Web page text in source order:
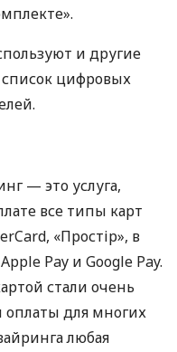
и другие
цифровых
— это услуга,
все типы карт
«Простір», в
Pay и Google Pay.
стали очень
для многих
любая